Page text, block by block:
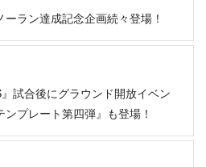
ラン達成記念企画続々登場！
試合後にグラウンド開放イベン
プレート第四弾』も登場！